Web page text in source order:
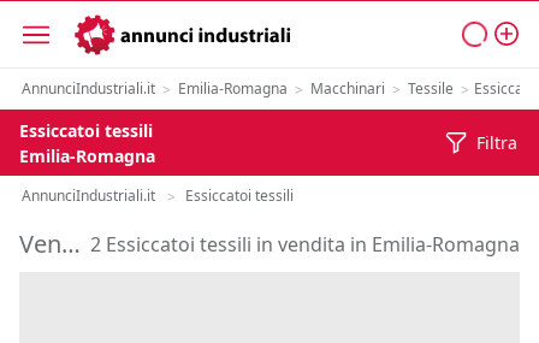
AnnunciIndustriali.it > Emilia-Romagna > Macchinari > Tessile >
Essiccatoi tessili
Emilia-Romagna
Filtra
AnnunciIndustriali.it > Essiccatoi tessili
Vendita Essiccatoi tessili in Emilia-Romagna 2 Essiccatoi tessili in vendita in Emilia-Romagna